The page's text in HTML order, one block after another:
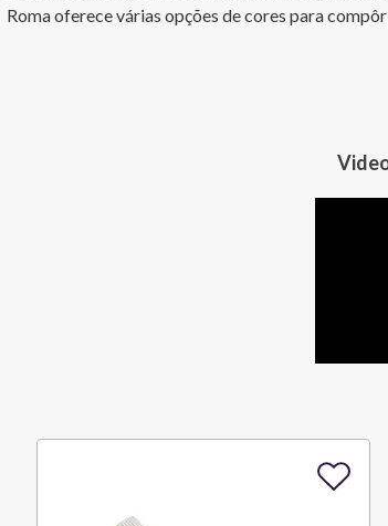
Roma oferece várias opções de cores para